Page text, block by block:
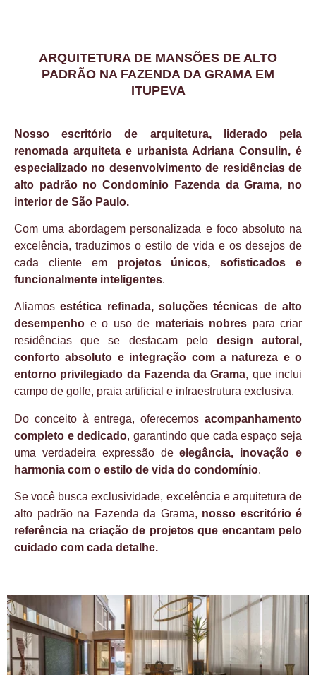
ARQUITETURA DE MANSÕES DE ALTO
PADRÃO NA FAZENDA DA GRAMA EM
ITUPEVA
Nosso escritório de arquitetura, liderado pela
renomada arquiteta e urbanista Adriana Consulin, é
especializado no desenvolvimento de residências de
alto padrão no Condomínio Fazenda da Grama, no
interior de São Paulo.
Com uma abordagem personalizada e foco absoluto na
excelência, traduzimos o estilo de vida e os desejos de
cada cliente em projetos únicos, sofisticados e
funcionalmente inteligentes.
Aliamosestética refinada, soluções técnicas de alto
desempenho e o uso de materiais nobres para criar
residências que se destacam pelo design autoral,
conforto absoluto e integração com a natureza e o
entorno privilegiado da Fazenda da Grama, que inclui
campo de golfe, praia artificial e infraestrutura exclusiva.
Do conceito à entrega, oferecemos acompanhamento
completo e dedicado, garantindo que cada espaço seja
uma verdadeira expressão deelegância, inovação e
harmonia com o estilo de vida do condomínio.
Se você busca exclusividade, excelência e arquitetura de
alto padrão na Fazenda da Grama, nosso escritório é
referência na criação de projetos que encantam pelo
cuidado com cada detalhe.